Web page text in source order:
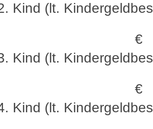
Kind (lt.
Kind (lt.
Kind (lt.